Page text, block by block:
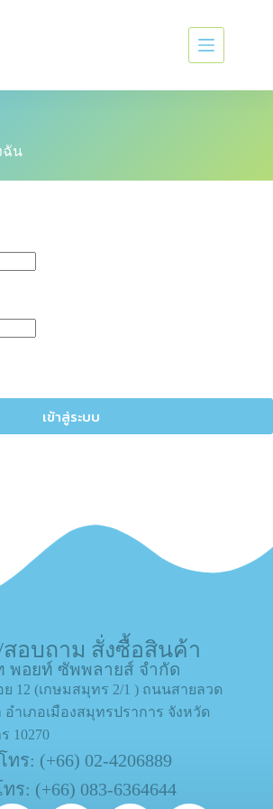
ฉัน
เข้าสู่ระบบ
อบถาม สั่งซื้อสินค้า
พอยท์ ซัพพลายส์ จำกัด
ย 12 (เกษมสมุทร 2/1 ) ถนนสายลวด
ำเภอเมืองสมุทรปราการ จังหวัด
10270
ทร: (+66) 02-4206889
ร: (+66) 083-6364644